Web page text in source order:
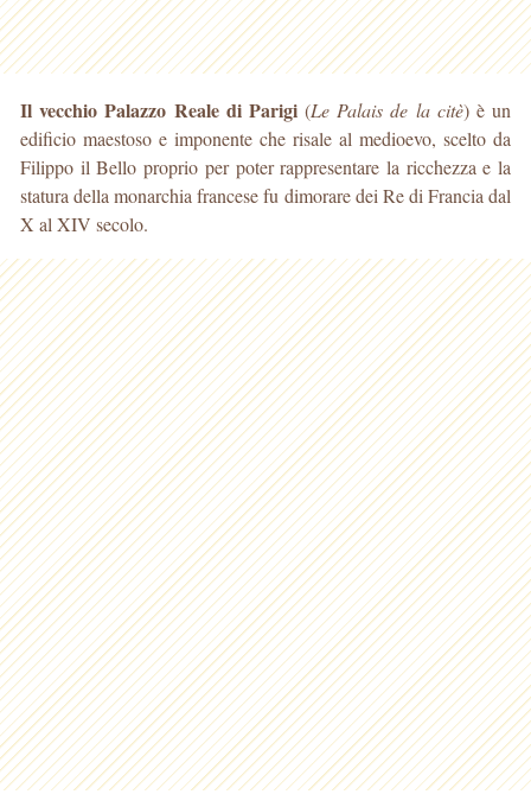
Il vecchio Palazzo Reale di Parigi (Le Palais de la citè) è un
edificio maestoso e imponente che risale al medioevo, scelto da
Filippo il Bello proprio per poter rappresentare la ricchezza e la
statura della monarchia francese fu dimorare dei Re di Francia dal
X al XIV secolo.